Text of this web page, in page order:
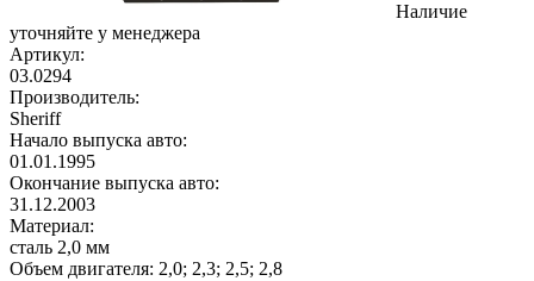
Наличие
уточняйте у менеджера
Артикул:
03.0294
Производитель:
Sheriff
Начало выпуска авто:
01.01.1995
Окончание выпуска авто:
31.12.2003
Материал:
сталь 2,0 мм
Объем двигателя: 2,0; 2,3; 2,5; 2,8